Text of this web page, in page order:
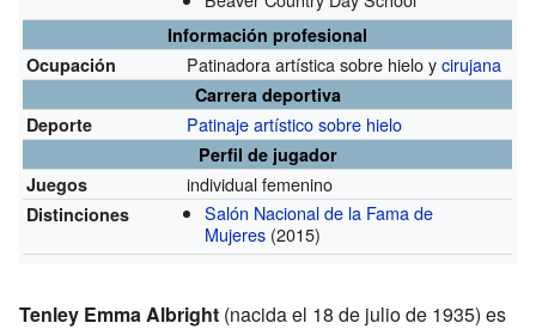
Información profesional
Ocupación
Patinadora artística sobre hielo ycirujana
Carrera deportiva
Deporte
Patinaje artístico sobre hielo
Perfil de jugador
Juegos
individual femenino
Distinciones
Salón Nacional de la Fama de
Mujeres (2015)
Tenley Emma Albright (nacida el 18 de julio de 1935) es